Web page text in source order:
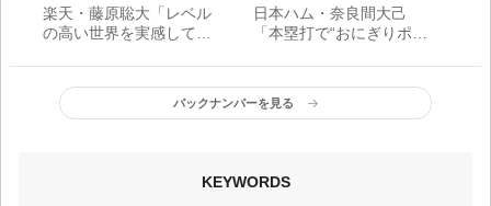
楽天・藤原聡大「レベル
の高い世界を実感してい
／プロのスタート
日本ハム・奈良間大己
「本塁打で“おにぎりポー
から特許をもらいまし
た」／おにぎりポーズ
バックナンバーを見る
KEYWORDS